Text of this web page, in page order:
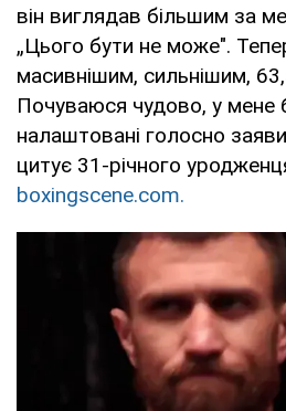
він виглядав більшим за
„Цього бути не може".
масивнішим, сильнішим,
Почуваюся чудово, у мене
налаштовані голосно
цитує 31-річного
boxingscene.com.